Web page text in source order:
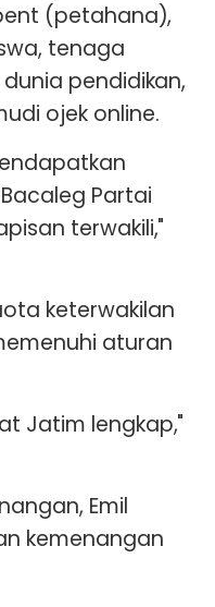
(petahana),
tenaga
pendidikan,
ojek online.
Partai
terwakili,"
keterwakilan
aturan
Jatim lengkap,"
Emil
kemenangan